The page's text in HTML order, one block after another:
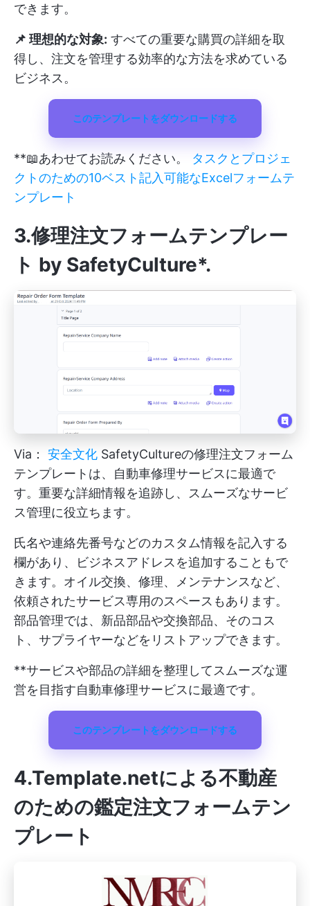
できます。
📌 理想的な対象: すべての重要な購買の詳細を取
得し、注文を管理する効率的な方法を求めている
ビジネス。
このテンプレートをダウンロードする
**📖あわせてお読みください。 タスクとプロジェ
クトのための10ベスト記入可能なExcelフォームテ
ンプレート
3.修理注文フォームテンプレー
ト by SafetyCulture*.
Via： 安全文化 SafetyCultureの修理注文フォーム
テンプレートは、自動車修理サービスに最適で
す。重要な詳細情報を追跡し、スムーズなサービ
ス管理に役立ちます。
氏名や連絡先番号などのカスタム情報を記入する
欄があり、ビジネスアドレスを追加することもで
きます。オイル交換、修理、メンテナンスなど、
依頼されたサービス専用のスペースもあります。
部品管理では、新品部品や交換部品、そのコス
ト、サプライヤーなどをリストアップできます。
**サービスや部品の詳細を整理してスムーズな運
営を目指す自動車修理サービスに最適です。
このテンプレートをダウンロードする
4.Template.netによる不動産
のための鑑定注文フォームテン
プレート